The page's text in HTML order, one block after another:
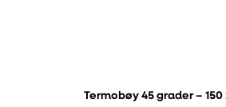
Termobøy 45 grader – 150